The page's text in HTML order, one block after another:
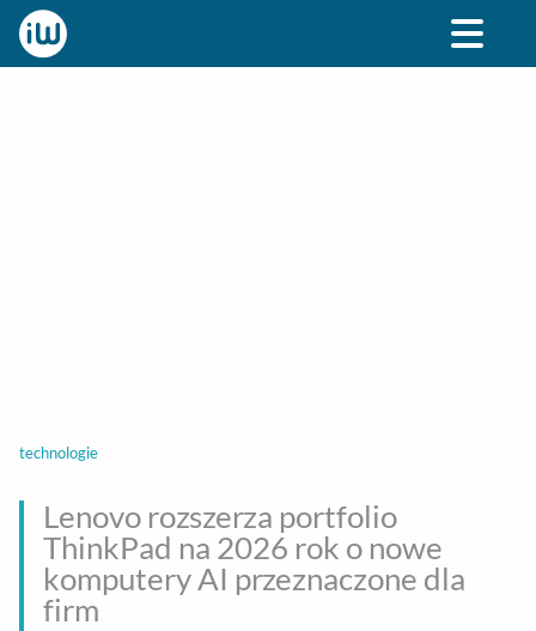
technologie
Lenovo rozszerza portfolio
ThinkPad na 2026 rok o nowe
komputery AI przeznaczone dla
firm